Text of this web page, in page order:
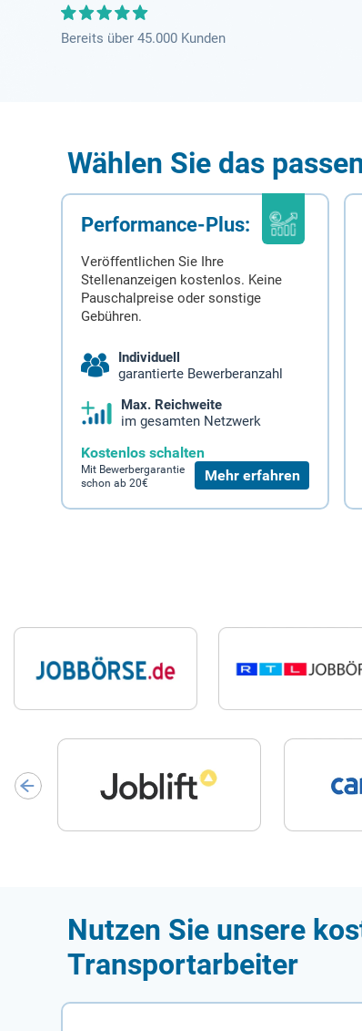
Bereits über 45.000 Kunden
Wählen Sie das
Performance-Plus:
Veröffentlichen Sie Ihre
Stellenanzeigen kostenlos. Keine
Pauschalpreise oder sonstige
Gebühren.
Individuell
garantierte Bewerberanzahl
Max. Reichweite
im gesamten Netzwerk
Kostenlos schalten
Mit Bewerbergarantie
schon ab 20€
Mehr erfahren
Nutzen Sie unsere
Transportarbeiter